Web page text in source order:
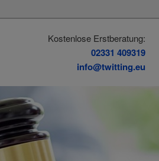
Kostenlose Erstberatung:
02331 409319
info@twitting.eu